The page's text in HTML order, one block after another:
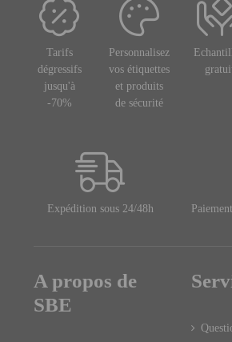
Tarifs
dégressifs
jusqu'à
-70%
Personnalisez
vos étiquettes
et produits
de sécurité
Expédition sous 24/48h
A propos de
SBE